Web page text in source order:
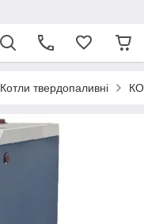
Котли твердопаливні